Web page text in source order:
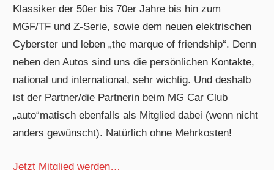
Klassiker der 50er bis 70er Jahre bis hin zum
MGF/TF und Z-Serie, sowie dem neuen elektrischen
Cyberster und leben „the marque of friendship“. Denn
neben den Autos sind uns die persönlichen Kontakte,
national und international, sehr wichtig. Und deshalb
ist der Partner/die Partnerin beim MG Car Club
„auto“matisch ebenfalls als Mitglied dabei (wenn nicht
anders gewünscht). Natürlich ohne Mehrkosten!
Jetzt Mitglied werden…